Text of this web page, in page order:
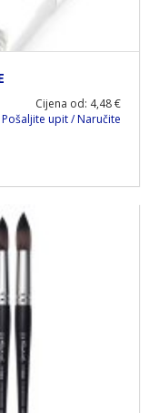
Cijena od: 4,48 €
Pošaljite upit / Naručite